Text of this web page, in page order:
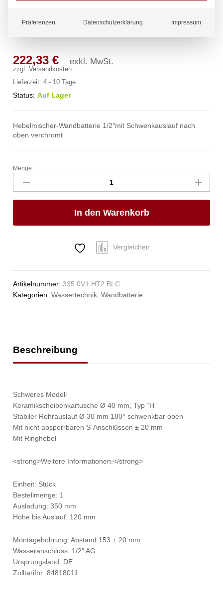
gastro Wandbatterie 1/2″
222,33€ exkl. MwSt.
zzgl.Versandkosten
Lieferzeit:4 - 10 Tage
Status: Auf Lager
Hebelmischer-Wandbatterie 1/2″mit Schwenkauslauf nach
oben verchromt
gastro
Wandbatterie
1/2"
Anzahl
Menge:
In den Warenkorb
Vergleichen
Artikelnummer:335.0V1.HT2.BLC
Kategorien:Wassertechnik,Wandbatterie
Beschreibung
Schweres Modell
Keramikscheibenkartusche Ø 40 mm, Typ “H”
Stabiler Rohrauslauf Ø 30 mm 180° schwenkbar oben
Mit nicht absperrbaren S-Anschlüssen ± 20 mm
Mit Ringhebel
<strong>Weitere Informationen:</strong>
Einheit: Stück
Bestellmenge: 1
Ausladung: 350 mm
Höhe bis Auslauf: 120 mm
Montagebohrung: Abstand 153 ± 20 mm
Wasseranschluss: 1/2″ AG
Ursprungsland: DE
Zolltarifnr: 84818011
Präferenzen Datenschutzerklärung Impressum